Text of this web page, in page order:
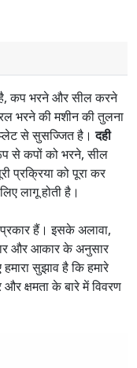
कप भरने और सील करने
भरने की मशीन की तुलना
प्लेट से सुसज्जित है।दही
से कपों को भरने, सील
प्रक्रिया को पूरा कर
लागू होती है।
हैं। इसके अलावा,
और आकार के अनुसार
सुझाव है कि हमारे
क्षमता के बारे में विवरण